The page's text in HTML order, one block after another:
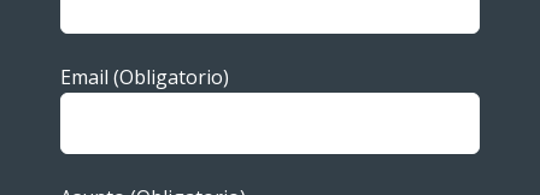
Email (Obligatorio)